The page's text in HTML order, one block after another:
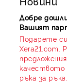
Добре дошли
Вашият
Подарете
Xera21.com.
ръка за ръка.